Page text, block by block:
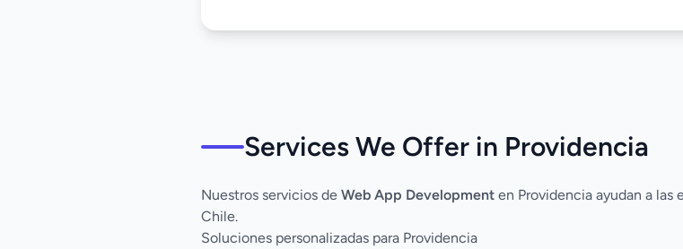
Services We Offer in Providencia
Nuestros servicios de Web App Development en Providencia ayudan a
Chile.
Soluciones personalizadas para Providencia